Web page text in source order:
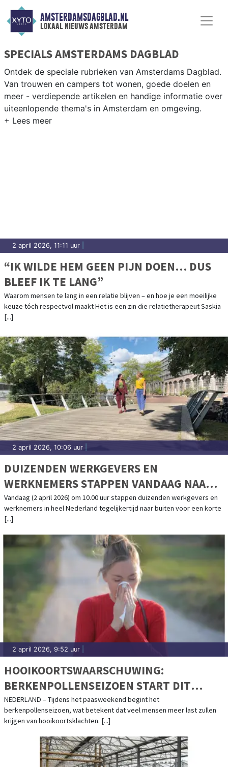
AMSTERDAMSDAGBLAD.NL
lokaal nieuws amsterdam
SPECIALS AMSTERDAMS DAGBLAD
Ontdek de speciale rubrieken van Amsterdams Dagblad.
Van trouwen en campers tot wonen, goede doelen en
meer - verdiepende artikelen en handige informatie over
uiteenlopende thema's in Amsterdam en omgeving.
2 april 2026, 11:11 uur
“IK WILDE HEM GEEN PIJN DOEN… DUS
BLEEF IK TE LANG”
Waarom mensen te lang in een relatie blijven – en hoe je een moeilijke
keuze tóch respectvol maakt Het is een zin die relatietherapeut Saskia
[...]
2 april 2026, 10:06 uur
DUIZENDEN WERKGEVERS EN
WERKNEMERS STAPPEN VANDAAG NAAR
BUITEN VOOR DE GROOTSTE
WERKWANDELING IN NEDERLAND OOIT
Vandaag (2 april 2026) om 10.00 uur stappen duizenden werkgevers en
werknemers in heel Nederland tegelijkertijd naar buiten voor een korte
[...]
2 april 2026, 9:52 uur
HOOIKOORTSWAARSCHUWING:
BERKENPOLLENSEIZOEN START DIT
PAASWEEKEND
NEDERLAND – Tijdens het paasweekend begint het
berkenpollenseizoen, wat betekent dat veel mensen meer last zullen
krijgen van hooikoortsklachten. [...]